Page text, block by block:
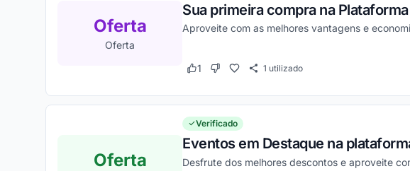
Oferta
Oferta
Sua primeira compra na
Aproveite com as melhores vantagens e
Este cupom funcionou
1 Este cupom não funcionou
1 utilizado
Oferta
Verificado
Eventos em Destaque na
Desfrute dos melhores descontos e aproveite